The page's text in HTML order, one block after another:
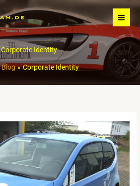
Corporate Identity
Blog Corporate Identity